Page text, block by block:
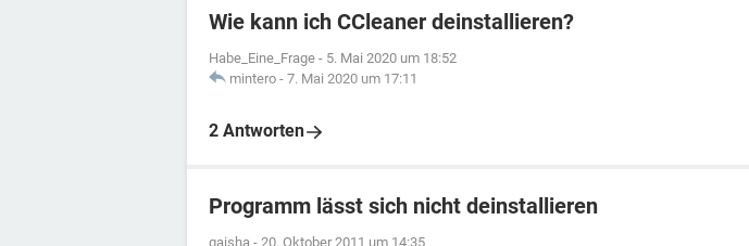
Wie kann ich CCleaner deinstallieren?
Habe_Eine_Frage - 5. Mai 2020 um 18:52
mintero - 7. Mai 2020 um 17:11
2 Antworten
Programm lässt sich nicht deinstallieren
gaisha - 20. Oktober 2011 um 14:35